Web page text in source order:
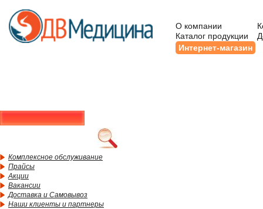
О компании
Каталог продукции
Интернет-магазин
Комплексное обслуживание
Прайсы
Акции
Вакансии
Доставка и Самовывоз
Наши клиенты и партнеры